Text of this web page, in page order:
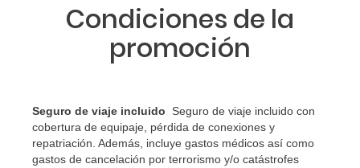
Condiciones de la
promoción
Seguro de viaje incluido
Seguro de viaje incluido con
cobertura de equipaje, pérdida de conexiones y
repatriación. Además, incluye gastos médicos así como
gastos de cancelación por terrorismo y/o catástrofes